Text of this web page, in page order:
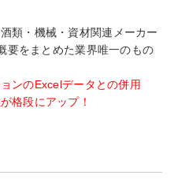
類・機械・資材関連メーカー
要をまとめた業界唯一のもの
ンのExcelデータとの併用
格段にアップ！